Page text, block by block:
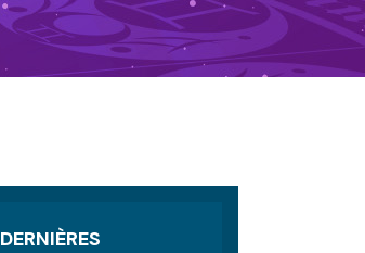
DERNIÈRES